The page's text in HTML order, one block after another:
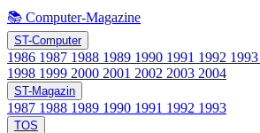
📚 Computer-Magazine
ST-Computer
1986 1987 1988 1989 1990 1991 1992 1993
1998 1999 2000 2001 2002 2003 2004
ST-Magazin
1987 1988 1989 1990 1991 1992 1993
TOS